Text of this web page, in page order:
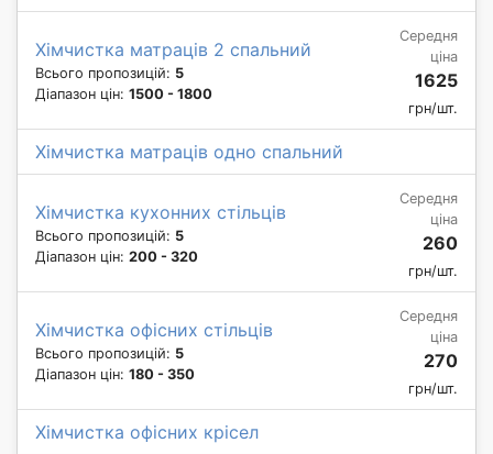
Хімчистка матраців 2 спальний
Всього пропозицій: 5
Діапазон цін: 1500 - 1800
Середня
ціна
1625
грн/шт.
Хімчистка матраців одно спальний
Хімчистка кухонних стільців
Всього пропозицій: 5
Діапазон цін: 200 - 320
Середня
ціна
260
грн/шт.
Хімчистка офісних стільців
Всього пропозицій: 5
Діапазон цін: 180 - 350
Середня
ціна
270
грн/шт.
Хімчистка офісних крісел